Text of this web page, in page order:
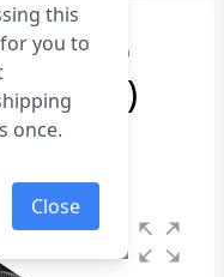
this
you to
once.
Close
Mango